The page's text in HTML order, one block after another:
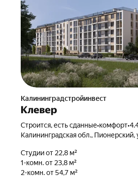
Калининградстройинвест
Клевер
Строится, есть сданные•комфорт•
Калининградская обл.,
Студии от 22,8 м²
1-комн. от 23,8 м²
2-комн. от 54,7 м²